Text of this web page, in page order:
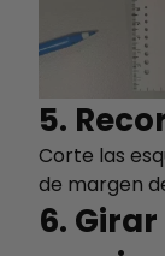
5.
Corte las
de margen
6.